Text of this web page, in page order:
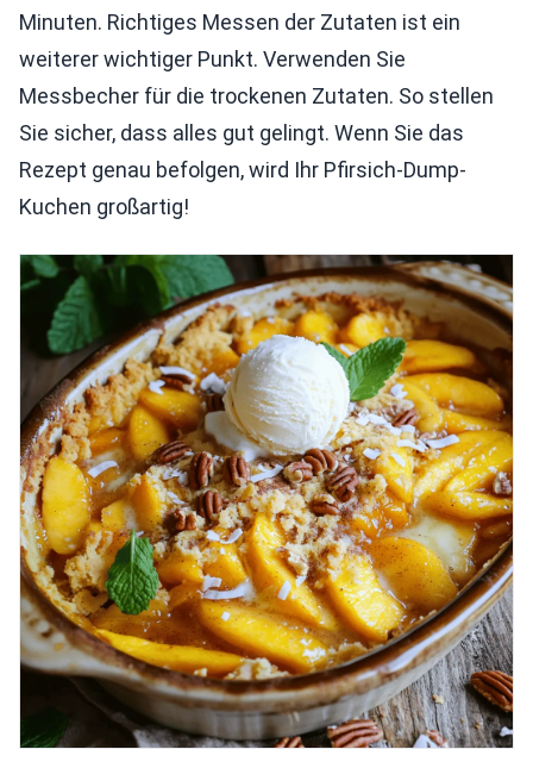
Minuten. Richtiges Messen der Zutaten ist ein
weiterer wichtiger Punkt. Verwenden Sie
Messbecher für die trockenen Zutaten. So stellen
Sie sicher, dass alles gut gelingt. Wenn Sie das
Rezept genau befolgen, wird Ihr Pfirsich-Dump-
Kuchen großartig!